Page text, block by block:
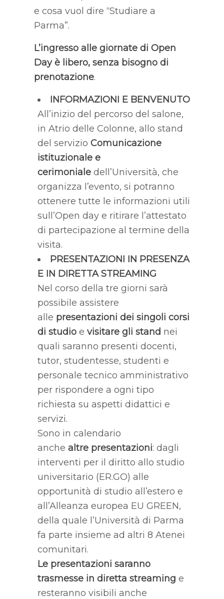
e cosa vuol dire “Studiare a
Parma”.
L’ingresso alle giornate di Open
Day è libero, senza bisogno di
prenotazione.
INFORMAZIONI E BENVENUTO
All’inizio del percorso del salone,
in Atrio delle Colonne, allo stand
del servizio Comunicazione
istituzionale e
cerimonialedell’Università, che
organizza l’evento, si potranno
ottenere tutte le informazioni utili
sull’Open day e ritirare l’attestato
di partecipazione al termine della
visita.
PRESENTAZIONI IN PRESENZA
E IN DIRETTA STREAMING
Nel corso della tre giorni sarà
possibile assistere
alle presentazioni dei singoli corsi
di studioe visitare gli stand nei
quali saranno presenti docenti,
tutor, studentesse, studenti e
personale tecnico amministrativo
per rispondere a ogni tipo
richiesta su aspetti didattici e
servizi.
Sono in calendario
anche altre presentazioni: dagli
interventi per il diritto allo studio
universitario (ER.GO) alle
opportunità di studio all’estero e
all’Alleanza europea EU GREEN,
della quale l’Università di Parma
fa parte insieme ad altri 8 Atenei
comunitari.
Le presentazioni saranno
trasmesse in diretta streaming e
resteranno visibili anche